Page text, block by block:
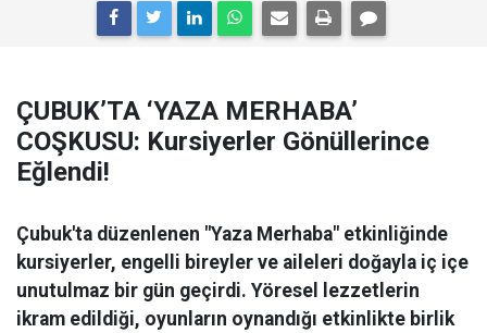
ÇUBUK’TA ‘YAZA MERHABA’
COŞKUSU: Kursiyerler Gönüllerince
Eğlendi!
Çubuk'ta düzenlenen "Yaza Merhaba" etkinliğinde
kursiyerler, engelli bireyler ve aileleri doğayla iç içe
unutulmaz bir gün geçirdi. Yöresel lezzetlerin
ikram edildiği, oyunların oynandığı etkinlikte birlik